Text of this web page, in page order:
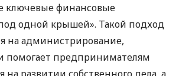
ключевые финансовые
одной крышей». Такой подход
на администрирование,
помогает предпринимателям